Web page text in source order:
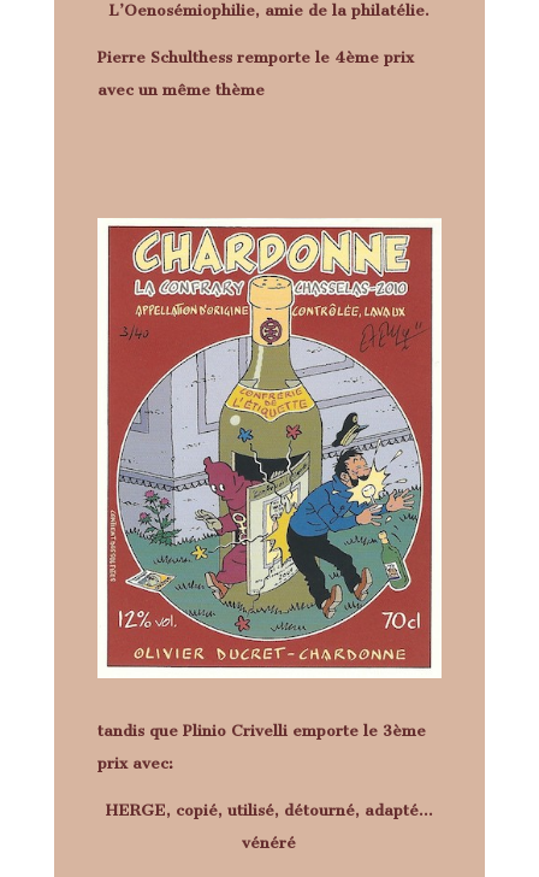
L’Oenosémiophilie, amie de la philatélie.
Pierre Schulthess remporte le 4ème prix
avec un même thème
tandis que Plinio Crivelli emporte le 3ème
prix avec:
HERGE, copié, utilisé, détourné, adapté…
vénéré